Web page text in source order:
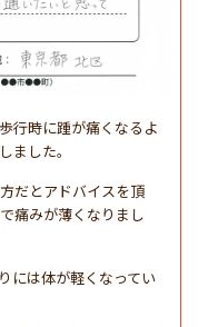
行時に踵が痛くなるよ
ました。
だとアドバイスを頂
痛みが薄くなりまし
には体が軽くなってい